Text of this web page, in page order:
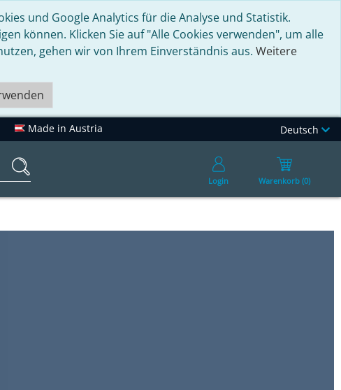
und Google Analytics für die Analyse und Statistik.
können. Klicken Sie auf "Alle Cookies verwenden", um alle
gehen wir von Ihrem Einverständnis aus. Weitere
Made in Austria Deutsch
Login Warenkorb (0)